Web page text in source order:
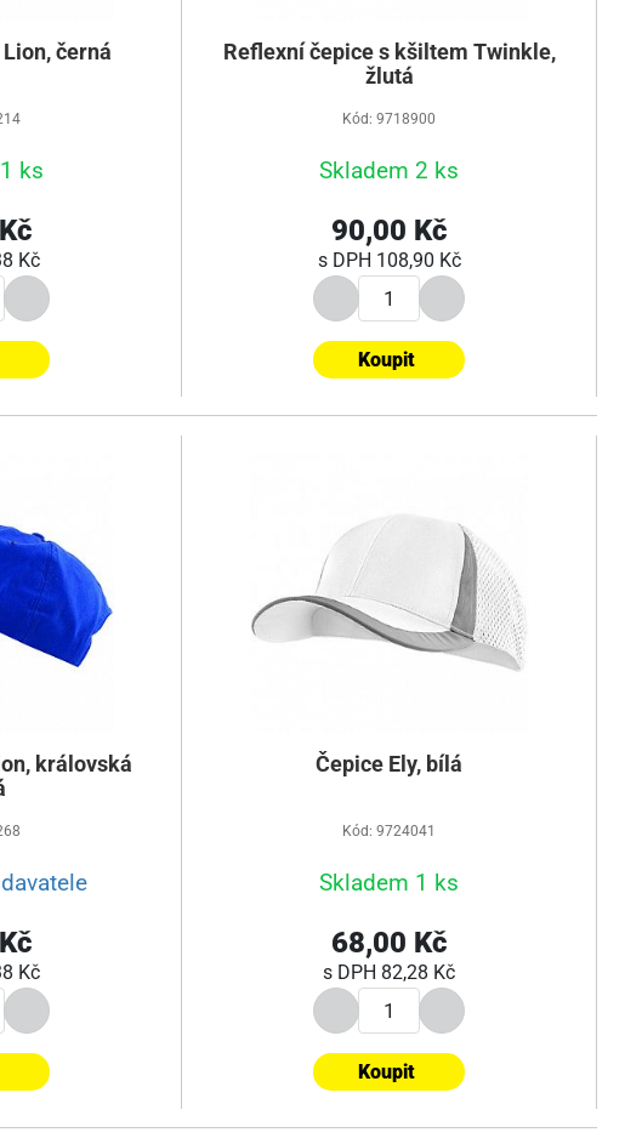
černá
ks
Kč
Reflexní čepice s kšiltem Twinkle,
žlutá
Kód: 9718900
Skladem 2 ks
90,00 Kč
s DPH 108,90 Kč
Koupit
královská
Kč
Čepice Ely, bílá
Kód: 9724041
Skladem 1 ks
68,00 Kč
s DPH 82,28 Kč
Koupit